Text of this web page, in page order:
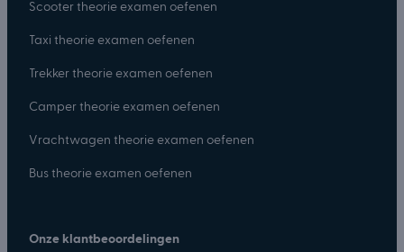
Scooter theorie examen oefenen
Taxi theorie examen oefenen
Trekker theorie examen oefenen
Camper theorie examen oefenen
Vrachtwagen theorie examen oefenen
Bus theorie examen oefenen
Onze klantbeoordelingen